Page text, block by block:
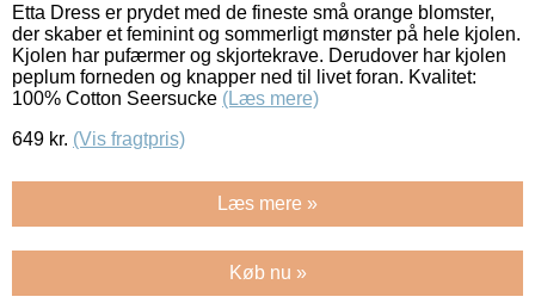
Etta Dress er prydet med de fineste små orange blomster,
der skaber et feminint og sommerligt mønster på hele kjolen.
Kjolen har pufærmer og skjortekrave. Derudover har kjolen
peplum forneden og knapper ned til livet foran. Kvalitet:
100% Cotton Seersucke (Læs mere)
649 kr. (Vis fragtpris)
Læs mere »
Køb nu »